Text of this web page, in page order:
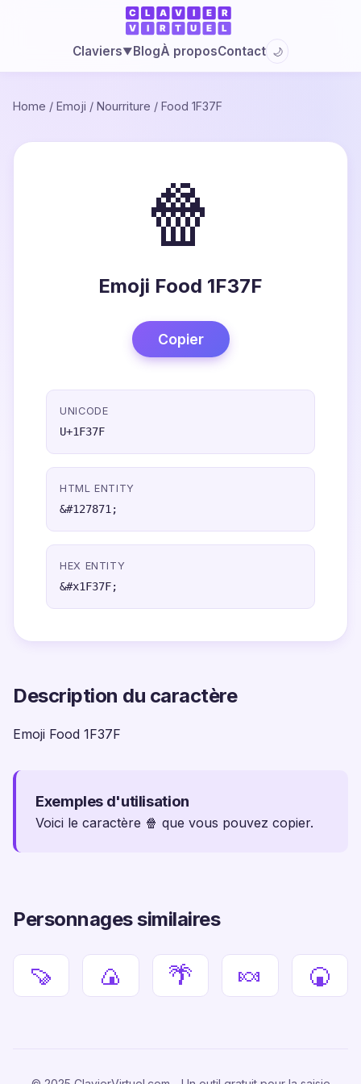
Claviers▼BlogÀ proposContact 🌙
Home / Emoji / Nourriture / Food 1F37F
🍿
Emoji Food 1F37F
Copier
UNICODE
U+1F37F
HTML ENTITY
&#127871;
HEX ENTITY
&#x1F37F;
Description du caractère
Emoji Food 1F37F
Exemples d'utilisation
Voici le caractère 🍿 que vous pouvez copier.
Personnages similaires
🍠 🍙 🌴 🍬 🍘